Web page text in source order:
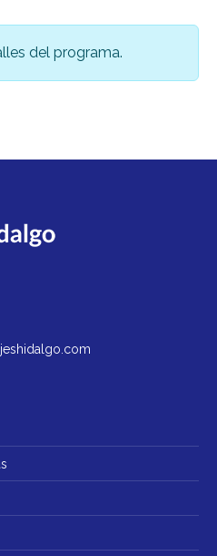
del programa.